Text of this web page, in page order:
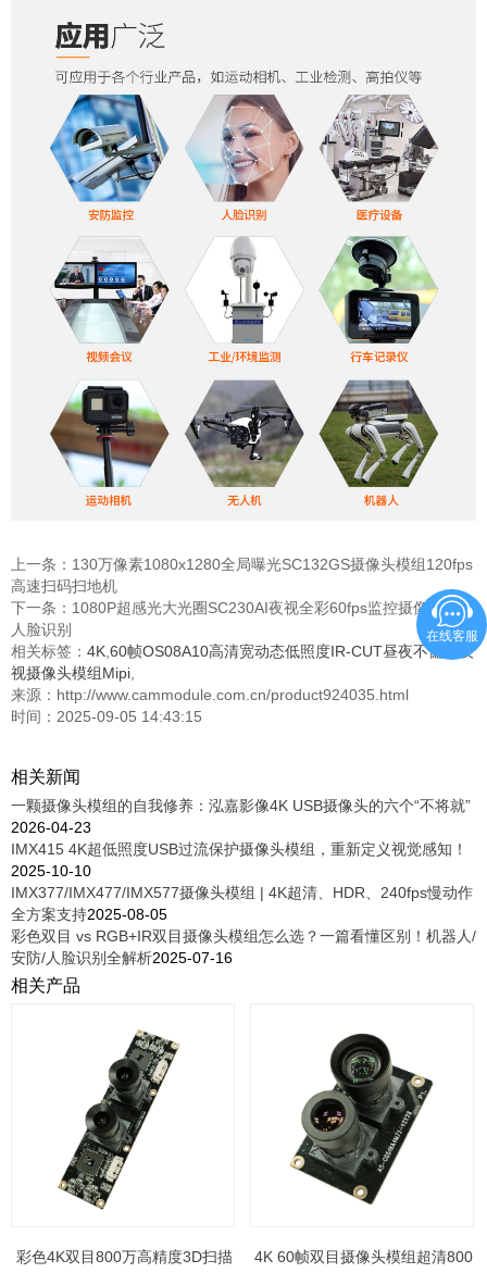
上一条： 130万像素1080x1280全局曝光SC132GS摄像头模组120fps
高速扫码扫地机
下一条： 1080P超感光大光圈SC230AI夜视全彩60fps监控摄像头模组
人脸识别
相关标签： 4K 60帧OS08A10高清宽动态低照度IR-CUT昼夜不偏色夜
视摄像头模组Mipi
来源：http://www.cammodule.com.cn/product924035.html
时间：2025-09-05 14:43:15
相关新闻
一颗摄像头模组的自我修养：泓嘉影像4K USB摄像头的六个“不将就”
2026-04-23
IMX415 4K超低照度USB过流保护摄像头模组，重新定义视觉感知！
2025-10-10
IMX377/IMX477/IMX577摄像头模组 | 4K超清、HDR、240fps慢动作
全方案支持2025-08-05
彩色双目 vs RGB+IR双目摄像头模组怎么选？一篇看懂区别！机器人/
安防/人脸识别全解析2025-07-16
相关产品
彩色4K双目800万高精度3D扫描
4K 60帧双目摄像头模组超清800
在线客服